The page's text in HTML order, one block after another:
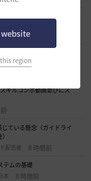
region
配信者 6 時間前
プについて
キルコンボ動画並びにス
ている懸念（ガイドライ
配信者 8 時間前
テムの基礎
本 8 時間前